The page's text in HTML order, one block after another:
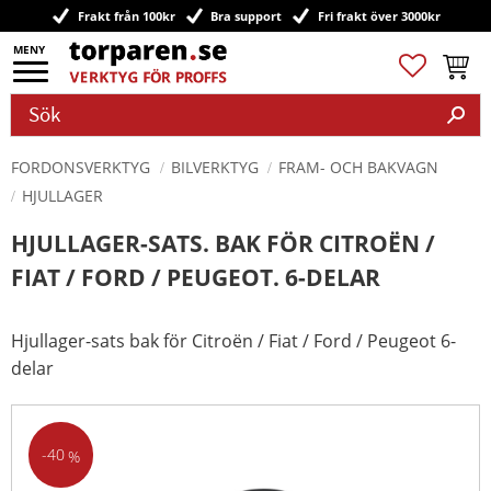
Meny
Frakt från 100kr Bra support Fri frakt över 3000kr
Favoriter
FORDONSVERKTYG BILVERKTYG
FRAM- OCH BAKVAGN
HJULLAGER
HJULLAGER-SATS. BAK FÖR CITROËN /
FIAT / FORD / PEUGEOT. 6-DELAR
Hjullager-sats bak för Citroën / Fiat / Ford / Peugeot 6-
delar
40%